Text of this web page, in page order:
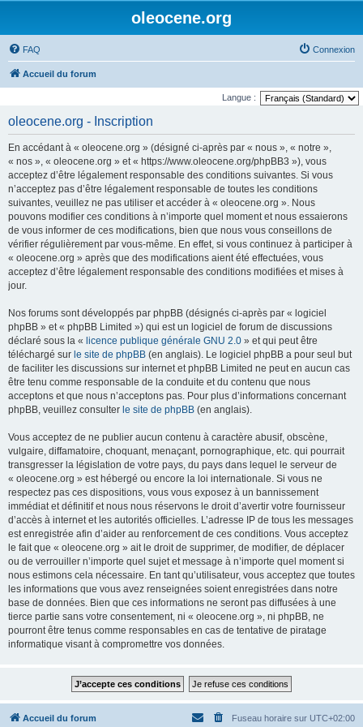
oleocene.org
FAQ Connexion
Accueil du forum
Langue :
oleocene.org - Inscription
En accédant à « oleocene.org » (désigné ci-après par « nous », « notre »,
« nos », « oleocene.org » et « https://www.oleocene.org/phpBB3 »), vous
acceptez d’être légalement responsable des conditions suivantes. Si vous
n’acceptez pas d’être légalement responsable de toutes les conditions
suivantes, veuillez ne pas utiliser et accéder à « oleocene.org ». Nous
pouvons modifier ces conditions à n’importe quel moment et nous essaierons
de vous informer de ces modifications, bien que nous vous conseillons de
vérifier régulièrement par vous-même. En effet, si vous continuez à participer à
« oleocene.org » après que des modifications aient été effectuées, vous
acceptez d’être légalement responsable des conditions modifiées et mises à
jour.
Nos forums sont développés par phpBB (désignés ci-après par « logiciel
phpBB » et « phpBB Limited ») qui est un logiciel de forum de discussions
déclaré sous la « licence publique générale GNU 2.0 » et qui peut être
téléchargé sur le site de phpBB (en anglais). Le logiciel phpBB a pour seul but
de faciliter les discussions sur internet et phpBB Limited ne peut en aucun cas
être tenu comme responsable de la conduite et du contenu que nous
acceptons et que nous n’acceptons pas. Pour plus d’informations concernant
phpBB, veuillez consulter le site de phpBB (en anglais).
Vous acceptez de ne publier aucun contenu à caractère abusif, obscène,
vulgaire, diffamatoire, choquant, menaçant, pornographique, etc. qui pourrait
transgresser la législation de votre pays, du pays dans lequel le serveur de
« oleocene.org » est hébergé ou encore la loi internationale. Si vous ne
respectez pas ces dispositions, vous vous exposez à un bannissement
immédiat et définitif et nous nous réservons le droit d’avertir votre fournisseur
d’accès à internet et les autorités officielles. L’adresse IP de tous les messages
est enregistrée afin d’aider au renforcement de ces conditions. Vous acceptez
le fait que « oleocene.org » ait le droit de supprimer, de modifier, de déplacer
ou de verrouiller n’importe quel sujet et message à n’importe quel moment si
nous estimons cela nécessaire. En tant qu’utilisateur, vous acceptez que toutes
les informations que vous avez renseignées soient enregistrées dans notre
base de données. Bien que ces informations ne seront pas diffusées à une
tierce partie sans votre consentement, ni « oleocene.org », ni phpBB, ne
pourront être tenus comme responsables en cas de tentative de piratage
informatique visant à compromettre vos données.
Accueil du forum Fuseau horaire sur UTC+02:00